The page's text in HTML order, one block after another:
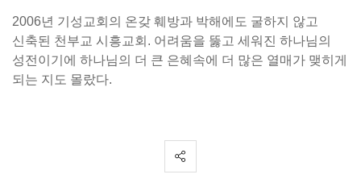
2006년 기성교회의 온갖 훼방과 박해에도 굴하지 않고
신축된 천부교 시흥교회. 어려움을 뚫고 세워진 하나님의
성전이기에 하나님의 더 큰 은혜속에 더 많은 열매가 맺히게
되는 지도 몰랐다.